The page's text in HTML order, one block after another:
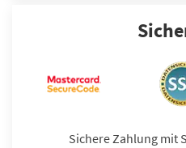
Sichere Zahlung mit